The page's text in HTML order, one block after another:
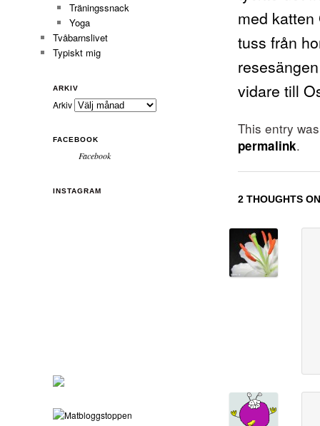
med
tuss från
vidare till
This entry
permalink.
2 THOUGHTS
Träningssnack
Yoga
Tvåbarnslivet
Typiskt mig
ARKIV
Arkiv
FACEBOOK
Facebook
INSTAGRAM